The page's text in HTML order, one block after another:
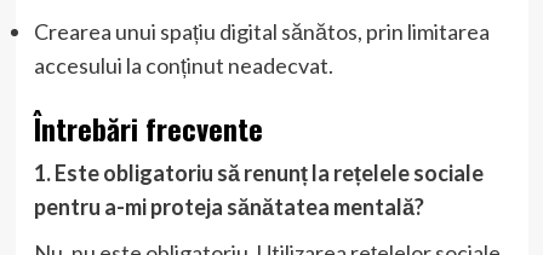
Crearea unui spațiu digital sănătos, prin limitarea
accesului la conținut neadecvat.
Întrebări frecvente
1. Este obligatoriu să renunț la rețelele sociale
pentru a-mi proteja sănătatea mentală?